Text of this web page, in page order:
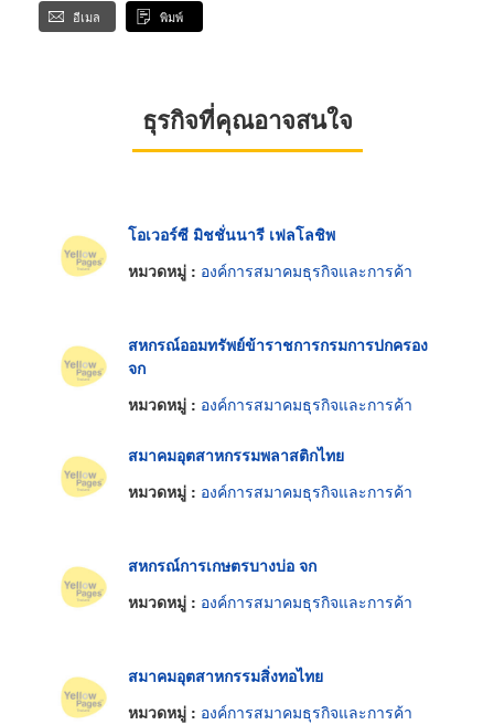
อีเมล พิมพ์
ธุรกิจที่คุณอาจสนใจ
โอเวอร์ซี มิชชั่นนารี เฟลโลชิพ
หมวดหมู่ : องค์การสมาคมธุรกิจและการค้า
สหกรณ์ออมทรัพย์ข้าราชการกรมการปกครอง
จก
หมวดหมู่ : องค์การสมาคมธุรกิจและการค้า
สมาคมอุตสาหกรรมพลาสติกไทย
หมวดหมู่ : องค์การสมาคมธุรกิจและการค้า
สหกรณ์การเกษตรบางบ่อ จก
หมวดหมู่ : องค์การสมาคมธุรกิจและการค้า
สมาคมอุตสาหกรรมสิ่งทอไทย
หมวดหมู่ : องค์การสมาคมธุรกิจและการค้า